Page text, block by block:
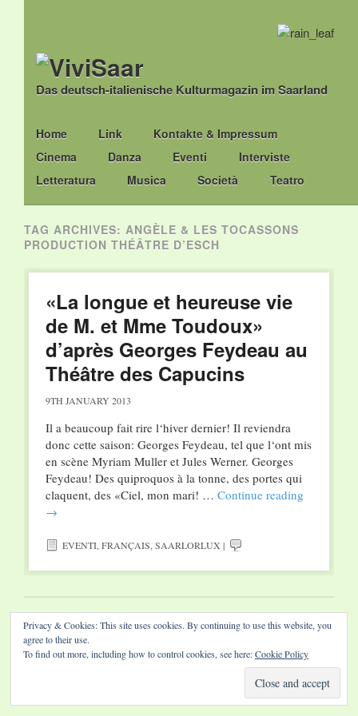
Das deutsch-italienische Kulturmagazin im Saarland
Main menu
Skip
to
content
Home Link
Kontakte & Impressum
Cinema
Danza Eventi
Interviste
Letteratura
Musica Società Teatro
TAG ARCHIVES: ANGÈLE & LES TOCASSONS
PRODUCTION THÉÂTRE D’ESCH
«La longue et heureuse vie
de M. et Mme Toudoux»
d’après Georges Feydeau au
Théâtre des Capucins
9TH JANUARY 2013
Il a beaucoup fait rire l‘hiver dernier! Il reviendra
donc cette saison: Georges Feydeau, tel que l‘ont mis
en scène Myriam Muller et Jules Werner. Georges
Feydeau! Des quiproquos à la tonne, des portes qui
claquent, des «Ciel, mon mari! … Continue reading
→
EVENTI,FRANÇAIS,SAARLORLUX |
Website by Diamond Visions
Privacy & Cookies: This site uses cookies. By continuing to use this website, you
agree to their use.
To find out more, including how to control cookies, see here:Cookie Policy